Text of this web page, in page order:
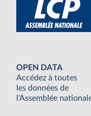
OPEN DATA
Accédez à toutes
les données de
l'Assemblée